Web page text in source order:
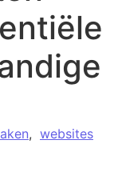
, websites